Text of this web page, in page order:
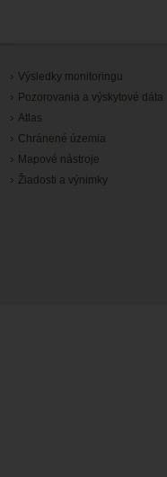
Výsledky monitoringu
Pozorovania a výskytové dáta
Atlas
Chránené územia
Mapové nástroje
Žiadosti a výnimky